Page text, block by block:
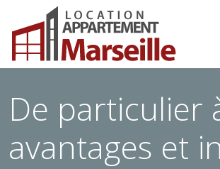
De particulier
avantages et